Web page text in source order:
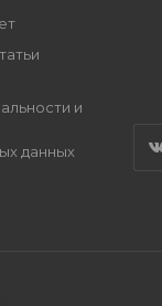
и
данных